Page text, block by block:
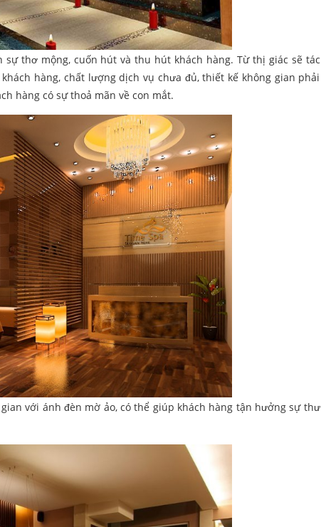
thơ mộng, cuốn hút và thu hút khách hàng. Từ thị giác sẽ tác
hàng, chất lượng dịch vụ chưa đủ, thiết kế không gian phải
hàng có sự thoả mãn về con mắt.
với ánh đèn mờ ảo, có thể giúp khách hàng tận hưởng sự thư